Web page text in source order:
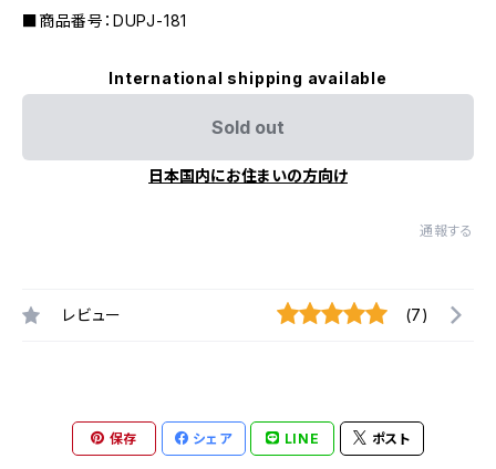
■商品番号：DUPJ-181
International shipping available
Sold out
日本国内にお住まいの方向け
通報する
レビュー (7)
保存 シェア LINE ポスト